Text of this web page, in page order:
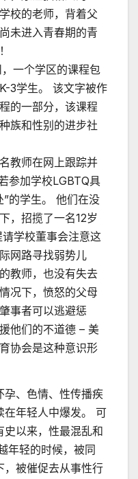
校的老师，背着父
未进入青春期的青
一个学区的课程包
3学生。 该文字被作
的一部分，该课程
族和性别的进步社
教师在网上跟踪并
参加学校LGBTQ具
”的学生。 他们在没
，招揽了一名12岁
学校董事会注意这
网路寻找弱势儿
教师，也没有失去
况下，愤怒的父母
事者可以逃避惩
他们的不道德 – 美
协会是这种意识形
孕、色情、性传播疾
在年轻人中爆发。 可
史以来，性最混乱和
年轻的时候，被同
，被催促去从事性行